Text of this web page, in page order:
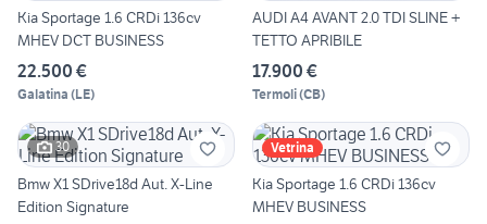
Kia Sportage 1.6 CRDi 136cv
MHEV DCT BUSINESS
22.500 €
Galatina (LE)
AUDI A4 AVANT 2.0 TDI SLINE +
TETTO APRIBILE
17.900 €
Termoli(CB)
30
Bmw X1 SDrive18d Aut. X-Line
Edition Signature
Vetrina
Kia Sportage 1.6 CRDi 136cv
MHEV BUSINESS